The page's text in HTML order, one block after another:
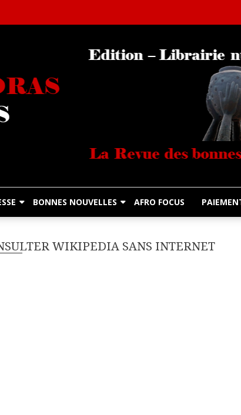
BONNES NOUVELLES AFRO FOCUS
WIKIPEDIA SANS INTERNET